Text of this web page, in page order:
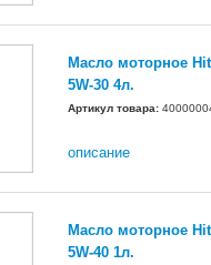
Масло моторное
5W-30 4л.
Артикул товара:
описание
Масло моторное
5W-40 1л.